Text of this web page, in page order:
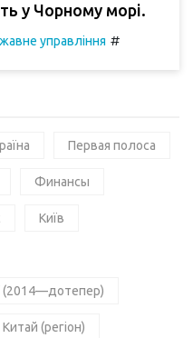
у Чорному морі.
управління #
Первая полоса
Финансы
Київ
(2014—дотепер)
Китай (регіон)